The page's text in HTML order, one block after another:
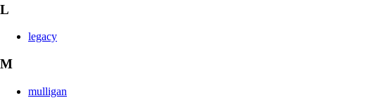
L
legacy
M
mulligan